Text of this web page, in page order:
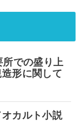
での盛り上
形に関して
カルト小説